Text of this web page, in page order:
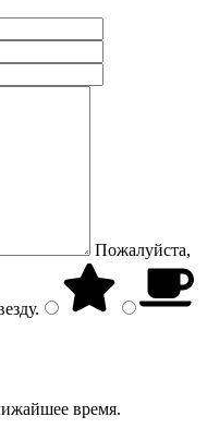
Пожалуйста,
.
время.